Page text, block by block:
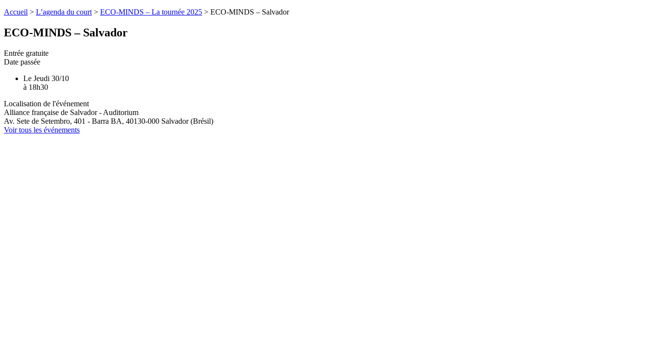
Accueil > L’agenda du court > ECO-MINDS – La tournée 2025 > ECO-MINDS – Salvador
ECO-MINDS – Salvador
Entrée gratuite
Date passée
Le Jeudi 30/10
à 18h30
Localisation de l'événement
Alliance française de Salvador - Auditorium
Av. Sete de Setembro, 401 - Barra BA, 40130-000 Salvador (Brésil)
Voir tous les événements